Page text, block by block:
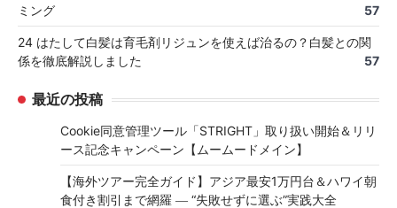
ミング
57
24 はたして白髪は育毛剤リジュンを使えば治るの？白髪との関
係を徹底解説しました
57
最近の投稿
Cookie同意管理ツール「STRIGHT」取り扱い開始＆リリ
ース記念キャンペーン【ムームードメイン】
【海外ツアー完全ガイド】アジア最安1万円台＆ハワイ朝
食付き割引まで網羅 ― “失敗せずに選ぶ”実践大全